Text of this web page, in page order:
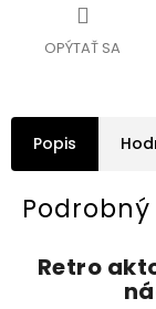
OPÝTAŤ SA
Popis
Retro